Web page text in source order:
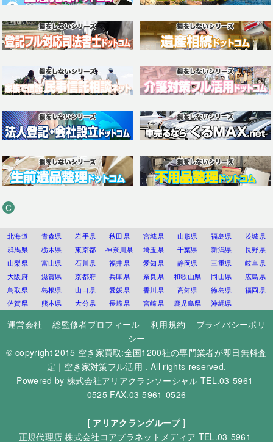
C
北海道 青森県 岩手県 秋田県 宮城県 山形県 福島県
茨城県
群馬県
栃木県 東京都 神奈川県 埼玉県 千葉県 新潟県
長野県
山梨県
富山県 石川県 福井県 愛知県 静岡県 三重県
岐阜県
大阪府
滋賀県 京都府 兵庫県 奈良県 和歌山県 岡山県
広島県
鳥取県
島根県 山口県 愛媛県 香川県 高知県 徳島県
福岡県
佐賀県
熊本県 大分県 長崎県 宮崎県 鹿児島県 沖縄県
運営会社 総監修者プロフィール 利用規約
プライバシーポリ
シー
© copyright 2015 空き家買取:全国1200社の専門業者が即日無料査
定｜空き家対策フル活用 . All rights reserved.
Powered by 株式会社アリアクランソーシャル TEL.03-5961-
0525 FAX.03-5961-0526
[ アリアクラングループ]
正規代理店株式会社コアプラネットメディア TEL.03-5961-